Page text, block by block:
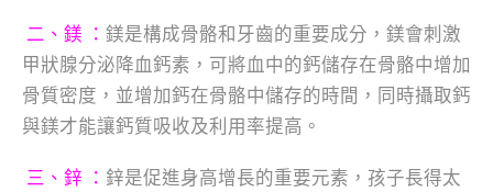
二、鎂 ： 鎂是構成骨骼和牙齒的重要成分，鎂會刺激
甲狀腺分泌降血鈣素，可將血中的鈣儲存在骨骼中增加
骨質密度，並增加鈣在骨骼中儲存的時間，同時攝取鈣
與鎂才能讓鈣質吸收及利用率提高。
三、鋅 ： 鋅是促進身高增長的重要元素，孩子長得太